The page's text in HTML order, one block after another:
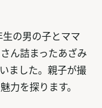
の男の子とママ
ん詰まったあざみ
ました。親子が撮
力を探ります。